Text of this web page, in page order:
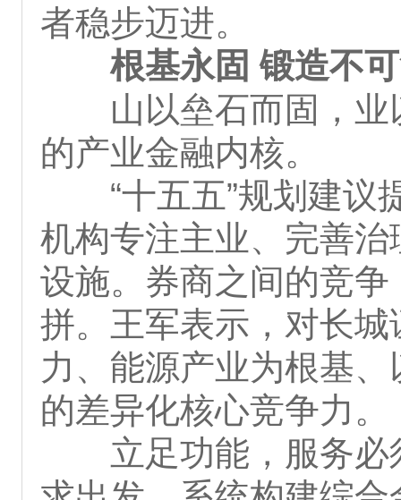
者稳步迈进。
根基永固 锻造不
山以垒石而固，
的产业金融内核。
“十五五”规划建
机构专注主业、完善
设施。券商之间的竞
拼。王军表示，对长
力、能源产业为根基
的差异化核心竞争力。
立足功能，服务